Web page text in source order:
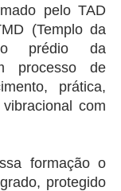
pelo TAD
(Templo da
prédio da
processo de
prática,
com
formação o
protegido